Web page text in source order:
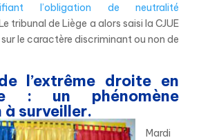
l’obligation de neutralité
tribunal de Liège a alors saisi la CJUE
le caractère discriminant ou non de
l’extrême droite en
: un phénomène
à surveiller.
Mardi